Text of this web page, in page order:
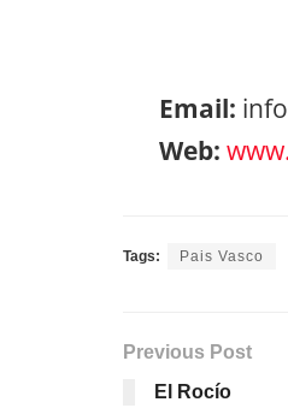
Email:
Web:
Tags: Pais Vasco
Previous Post
El Rocío